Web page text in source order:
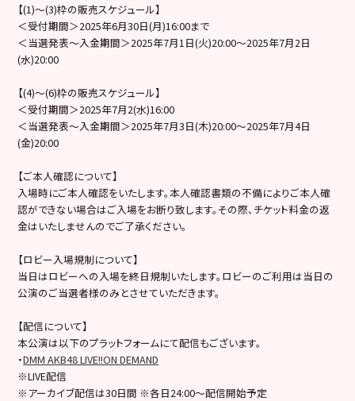
【(1)～(3)枠の販売スケジュール】
＜受付期間＞2025年6月30日(月)16:00まで
＜当選発表～入金期間＞2025年7月1日(火)20:00～2025年7月2日
(水)20:00
【(4)〜(6)枠の販売スケジュール】
＜受付期間＞2025年7月2(水)16:00
＜当選発表～入金期間＞2025年7月3日(木)20:00～2025年7月4日
(金)20:00
【ご本人確認について】
入場時にご本人確認をいたします。本人確認書類の不備によりご本人確
認ができない場合はご入場をお断り致します。その際、チケット料金の返
金はいたしませんのでご了承ください。
【ロビー入場規制について】
当日はロビーへの入場を終日規制いたします。ロビーのご利用は当日の
公演のご当選者様のみとさせていただきます。
【配信について】
本公演は以下のプラットフォームにて配信もございます。
・DMM AKB48 LIVE!!ON DEMAND
※LIVE配信
※アーカイブ配信は30日間 ※各日24:00～配信開始予定